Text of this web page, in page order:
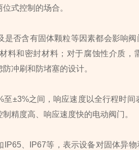
式控制的场合。
是否含有固体颗粒等因素都会影响
料和密封材料；对于腐蚀性介质，
冲刷和防堵塞的设计。
±3%之间，响应速度以全行程时间
精度高、响应速度快的电动阀门。
、IP67等，表示设备对固体异